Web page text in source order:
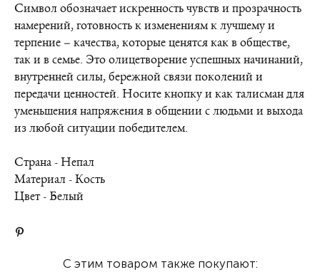
Символ обозначает искренность чувств и прозрачность
намерений, готовность к изменениям к лучшему и
терпение – качества, которые ценятся как в обществе,
так и в семье. Это олицетворение успешных начинаний,
внутренней силы, бережной связи поколений и
передачи ценностей. Носите кнопку и как талисман для
уменьшения напряжения в общении с людьми и выхода
из любой ситуации победителем.
Страна - Непал
Материал - Кость
Цвет - Белый
С этим товаром также покупают: